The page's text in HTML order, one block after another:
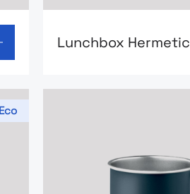
Lunchbox Hermetic
Eco